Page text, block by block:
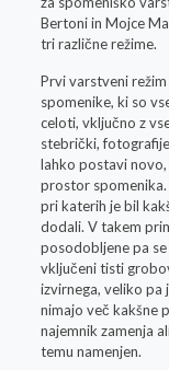
Bertoni in Mojce
tri različne režime.
Prvi varstveni
spomenike, ki so
celoti, vključno z
stebrički,
lahko postavi novo,
prostor
pri katerih je bil
dodali. V takem
posodobljene pa
vključeni tisti
izvirnega, veliko pa
nimajo več kakšne
najemnik zamenja
temu namenjen.